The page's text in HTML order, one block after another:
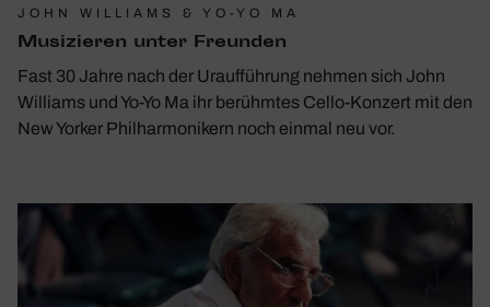
JOHN WILLIAMS & YO-YO MA
Musi­zieren unter Freunden
Fast 30 Jahre nach der Uraufführung nehmen sich John
Williams und Yo-Yo Ma ihr berühmtes Cello-Konzert mit den
New Yorker Philharmonikern noch einmal neu vor.